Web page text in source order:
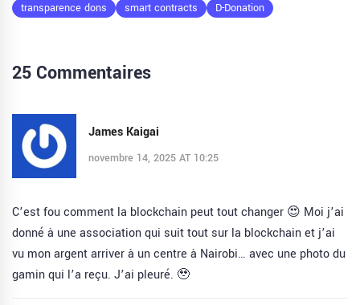
transparence dons
smart contracts D-Donation
25 Commentaires
James Kaigai
novembre 14, 2025 AT 10:25
C’est fou comment la blockchain peut tout changer 😍 Moi j’ai
donné à une association qui suit tout sur la blockchain et j’ai
vu mon argent arriver à un centre à Nairobi… avec une photo du
gamin qui l’a reçu. J’ai pleuré. 🥹